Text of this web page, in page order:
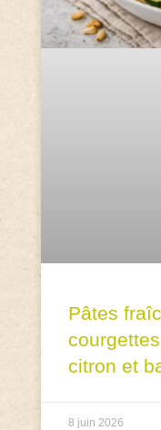
Pâtes
citron et
8 juin 2026